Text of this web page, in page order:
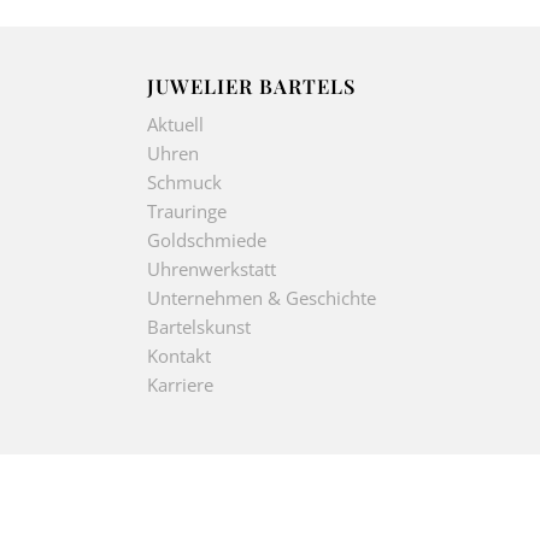
JUWELIER BARTELS
Aktuell
Uhren
Schmuck
Trauringe
Goldschmiede
Uhrenwerkstatt
Unternehmen & Geschichte
Bartelskunst
Kontakt
Karriere